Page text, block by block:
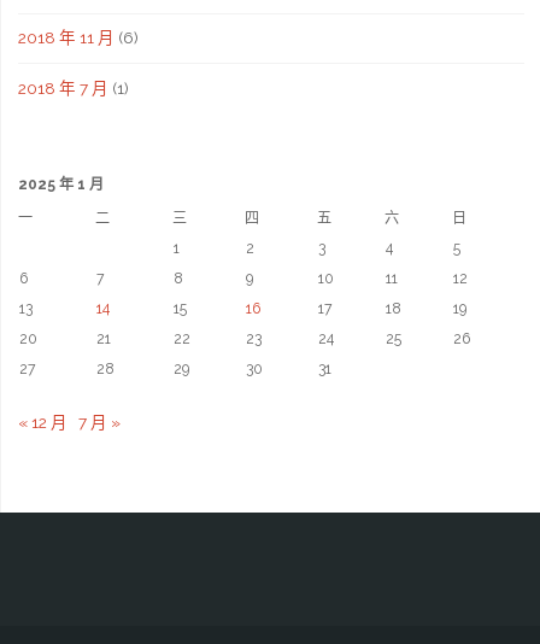
2018 年 11 月 (6)
2018 年 7 月 (1)
2025 年 1 月
一
二 三 四 五 六
日
1
2 3 4
5
6
7 8 9 10 11
12
13
14 15 16 17 18
19
20
21 22 23 24 25
26
27
28 29 30 31
« 12 月 7 月 »